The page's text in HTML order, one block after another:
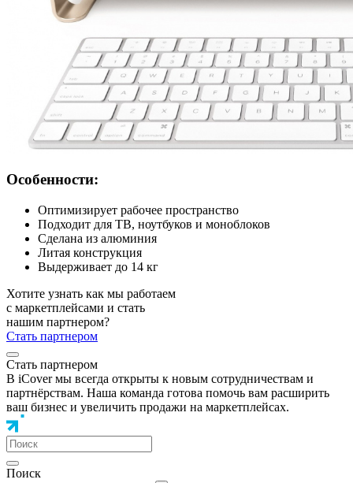
Особенности:
Оптимизирует рабочее пространство
Подходит для ТВ, ноутбуков и моноблоков
Сделана из алюминия
Литая конструкция
Выдерживает до 14 кг
Хотите узнать как мы работаем
с маркетплейсами и стать
нашим партнером?
Стать партнером
Стать партнером
В iCover мы всегда открыты к новым сотрудничествам и
партнёрствам. Наша команда готова помочь вам расширить
ваш бизнес и увеличить продажи на маркетплейсах.
Поиск